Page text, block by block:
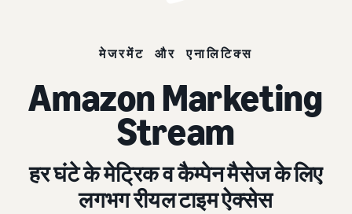
मेजरमेंट और एनालिटिक्स
Amazon Marketing
Stream
हर घंटे के मेट्रिक व कैम्पेन मैसेज के लिए
लगभग रीयल टाइम ऐक्सेस